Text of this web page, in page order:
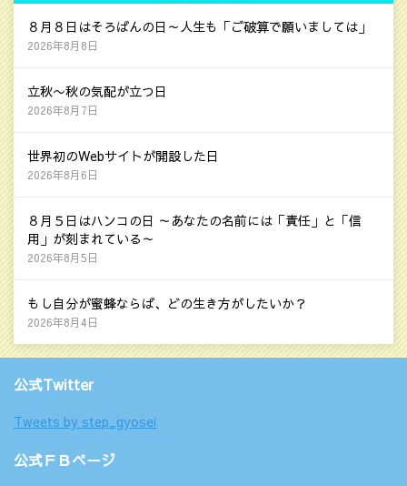
８月８日はそろばんの日～人生も「ご破算で願いましては」
2026年8月8日
立秋〜秋の気配が立つ日
2026年8月7日
世界初のWebサイトが開設した日
2026年8月6日
８月５日はハンコの日 ～あなたの名前には「責任」と「信
用」が刻まれている～
2026年8月5日
もし自分が蜜蜂ならば、どの生き方がしたいか？
2026年8月4日
公式Twitter
Tweets by step_gyosei
公式ＦＢページ